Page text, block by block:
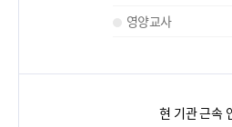
영양교사
현 기관 근속